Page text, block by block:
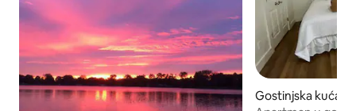
Gostinjska kuća –